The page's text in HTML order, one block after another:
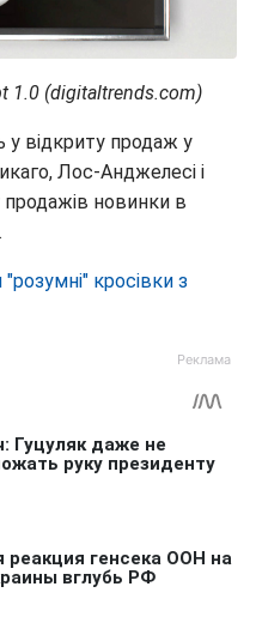
1.0 (digitaltrends.com)
у відкриту продаж у
Лос-Анджелесі і
новинки в
кросівки з